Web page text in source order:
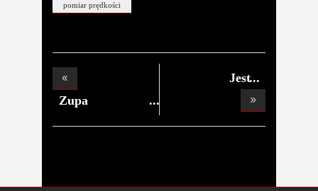
pomiar prędkości
Zupa
kalafiorowa w k
Jest